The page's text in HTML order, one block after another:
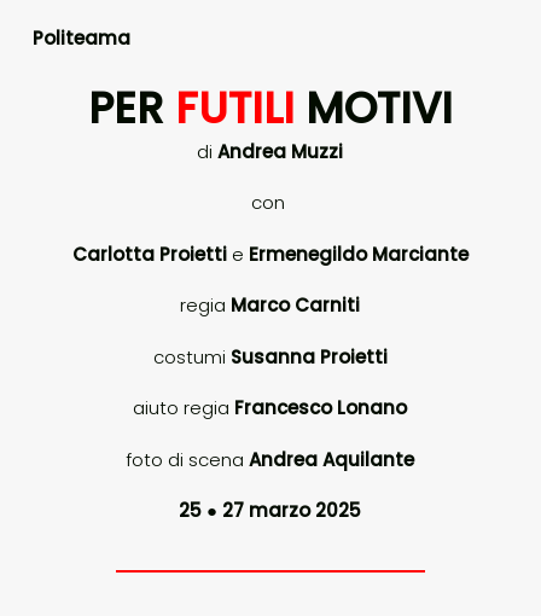
Politeama
PER FUTILI MOTIVI
diAndrea Muzzi
con
Carlotta Proietti e Ermenegildo Marciante
regia Marco Carniti
costumi Susanna Proietti
aiuto regia Francesco Lonano
foto di scenaAndrea Aquilante
25 ● 27 marzo 2025